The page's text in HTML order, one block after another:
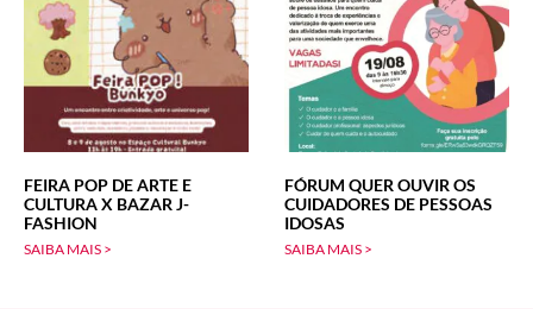
FEIRA POP DE ARTE E
CULTURA X BAZAR J-
FASHION
SAIBA MAIS >
FÓRUM QUER OUVIR OS
CUIDADORES DE PESSOAS
IDOSAS
SAIBA MAIS >